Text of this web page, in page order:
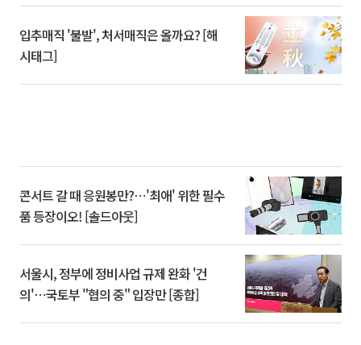
입추매직 '불발', 처서매직은 올까요? [해
시태그]
콘서트 갈 때 응원봉만?⋯'최애' 위한 필수
품 등장이오! [솔드아웃]
서울시, 정부에 정비사업 규제 완화 '건
의'⋯국토부 "협의 중" 입장만 [종합]